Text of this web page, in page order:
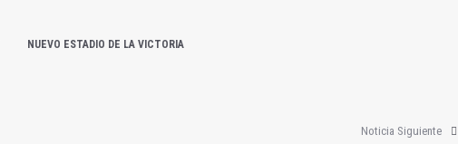
NUEVO ESTADIO DE LA VICTORIA
Noticia Siguiente